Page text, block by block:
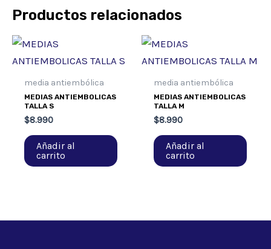
Productos relacionados
media antiembólica
MEDIAS ANTIEMBOLICAS
TALLA S
$8.990
Añadir al
carrito
media antiembólica
MEDIAS ANTIEMBOLICAS
TALLA M
$8.990
Añadir al
carrito